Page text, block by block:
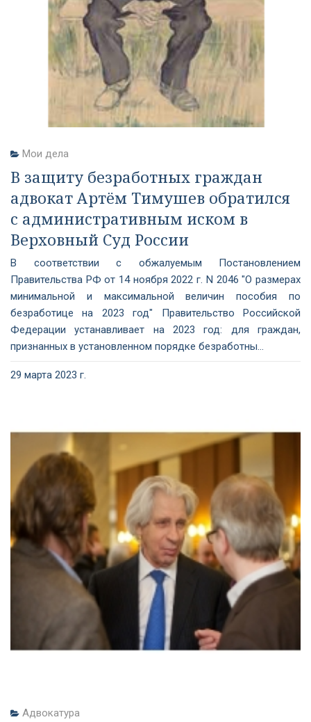
Мои дела
В защиту безработных граждан
адвокат Артём Тимушев обратился
с административным иском в
Верховный Суд России
В соответствии с обжалуемым Постановлением
Правительства РФ от 14 ноября 2022 г. N 2046 "О размерах
минимальной и максимальной величин пособия по
безработице на 2023 год" Правительство Российской
Федерации устанавливает на 2023 год: для граждан,
признанных в установленном порядке безработны...
29 марта 2023 г.
Адвокатура